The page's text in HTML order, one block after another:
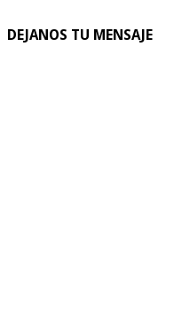
DEJANOS TU MENSAJE